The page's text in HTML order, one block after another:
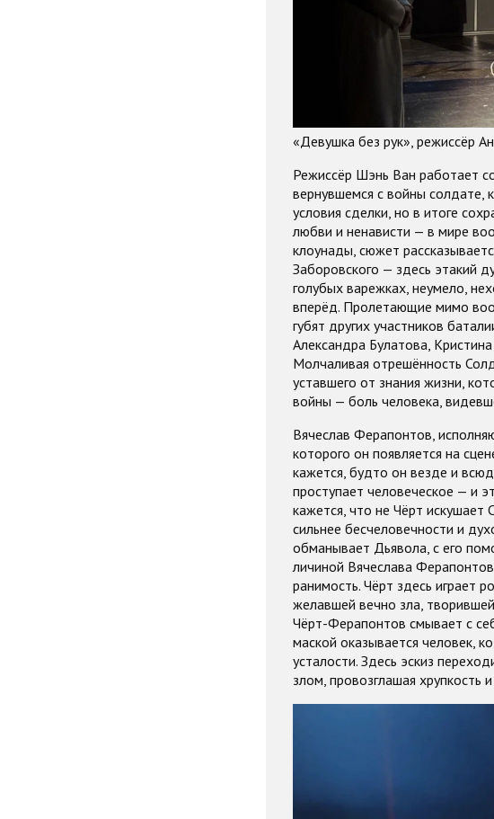
«Девушка без рук», режиссёр
Режиссёр Шэнь Ван работает
вернувшемся с войны солдате,
условия сделки, но в итоге
любви и ненависти — в мире
клоунады, сюжет
Заборовского — здесь этакий
голубых варежках, неумело,
вперёд. Пролетающие мимо
губят других участников
Александра Булатова,
Молчаливая отрешённость
уставшего от знания жизни,
войны — боль человека,
Вячеслав Ферапонтов,
которого он появляется на
кажется, будто он везде и
проступает человеческое — и
кажется, что не Чёрт
сильнее бесчеловечности и
обманывает Дьявола, с его
личиной Вячеслава
ранимость. Чёрт здесь играет
желавшей вечно зла,
Чёрт-Ферапонтов смывает с
маской оказывается человек,
усталости. Здесь эскиз
злом, провозглашая хрупкость